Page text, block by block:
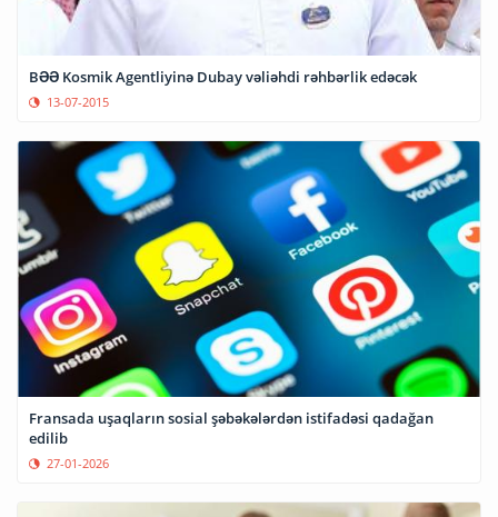
BƏƏ Kosmik Agentliyinə Dubay vəliəhdi rəhbərlik edəcək
13-07-2015
Fransada uşaqların sosial şəbəkələrdən istifadəsi qadağan
edilib
27-01-2026